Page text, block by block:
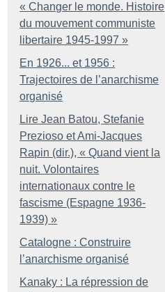
« Changer le monde. Histoire
du mouvement communiste
libertaire 1945-1997 »
En 1926... et 1956 :
Trajectoires de l’anarchisme
organisé
Lire Jean Batou, Stefanie
Prezioso et Ami-Jacques
Rapin (dir.), « Quand vient la
nuit. Volontaires
internationaux contre le
fascisme (Espagne 1936-
1939) »
Catalogne : Construire
l’anarchisme organisé
Kanaky : La répression de